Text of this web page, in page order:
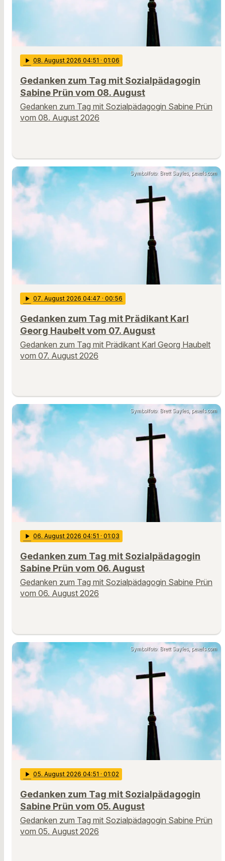
play_arrow 08. August 2026 04:51 · 01:06
Gedanken zum Tag mit Sozialpädagogin
Sabine Prün vom 08. August
Gedanken zum Tag mit Sozialpädagogin Sabine Prün
vom 08. August 2026
Symbolfoto: Brett Sayles, pexels.com
play_arrow 07. August 2026 04:47 · 00:56
Gedanken zum Tag mit Prädikant Karl
Georg Haubelt vom 07. August
Gedanken zum Tag mit Prädikant Karl Georg Haubelt
vom 07. August 2026
Symbolfoto: Brett Sayles, pexels.com
play_arrow 06. August 2026 04:51 · 01:03
Gedanken zum Tag mit Sozialpädagogin
Sabine Prün vom 06. August
Gedanken zum Tag mit Sozialpädagogin Sabine Prün
vom 06. August 2026
Symbolfoto: Brett Sayles, pexels.com
play_arrow 05. August 2026 04:51 · 01:02
Gedanken zum Tag mit Sozialpädagogin
Sabine Prün vom 05. August
Gedanken zum Tag mit Sozialpädagogin Sabine Prün
vom 05. August 2026